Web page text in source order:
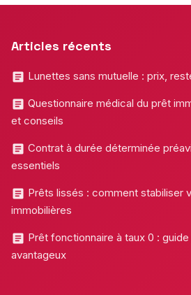
Articles récents
Lunettes sans mutuelle : prix,
Questionnaire médical du prêt
et conseils
Contrat à durée déterminée
essentiels
Prêts lissés : comment stabiliser
immobilières
Prêt fonctionnaire à taux 0 :
avantageux